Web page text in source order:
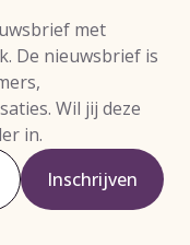
met
De nieuwsbrief is
Wil jij deze
in.
Inschrijven